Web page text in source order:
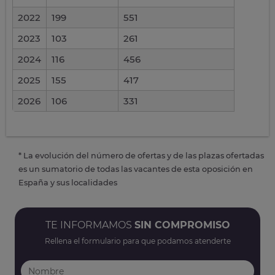
2022
199
551
2023
103
261
2024
116
456
2025
155
417
2026
106 331
* La evolución del número de ofertas y de las plazas ofertadas
es un sumatorio de todas las vacantes de esta oposición en
España y sus localidades
TE INFORMAMOS SIN COMPROMISO
Rellena el formulario para que podamos atenderte